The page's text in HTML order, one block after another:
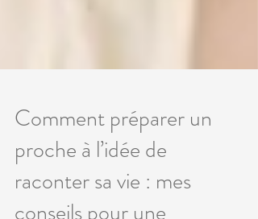
Comment préparer un
proche à l’idée de